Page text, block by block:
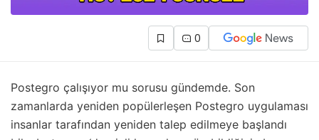
0
Postegro çalışıyor mu sorusu gündemde. Son
zamanlarda yeniden popülerleşen Postegro uygulaması
insanlar tarafından yeniden talep edilmeye başlandı